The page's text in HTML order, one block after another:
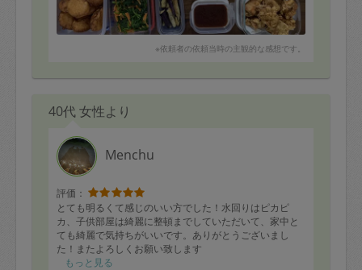
お弁当のおかずになりそうなものと、数品リクエストさ
せていただきました。
適当に買っておいた食材で、私と子供の好みをバッチリ
りませんでした。
※依頼者の依頼当時の主観的な感想です。
40代 女性より
Menchu
評価：
とても明るくて感じのいい方でした！水回りはピカピ
カ、子供部屋は綺麗に整頓までしていただいて、家中と
ても綺麗で気持ちがいいです。ありがとうございまし
た！またよろしくお願い致します
もっと見る